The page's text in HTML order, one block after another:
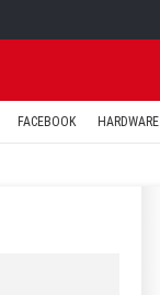
FACEBOOK HARDWARE